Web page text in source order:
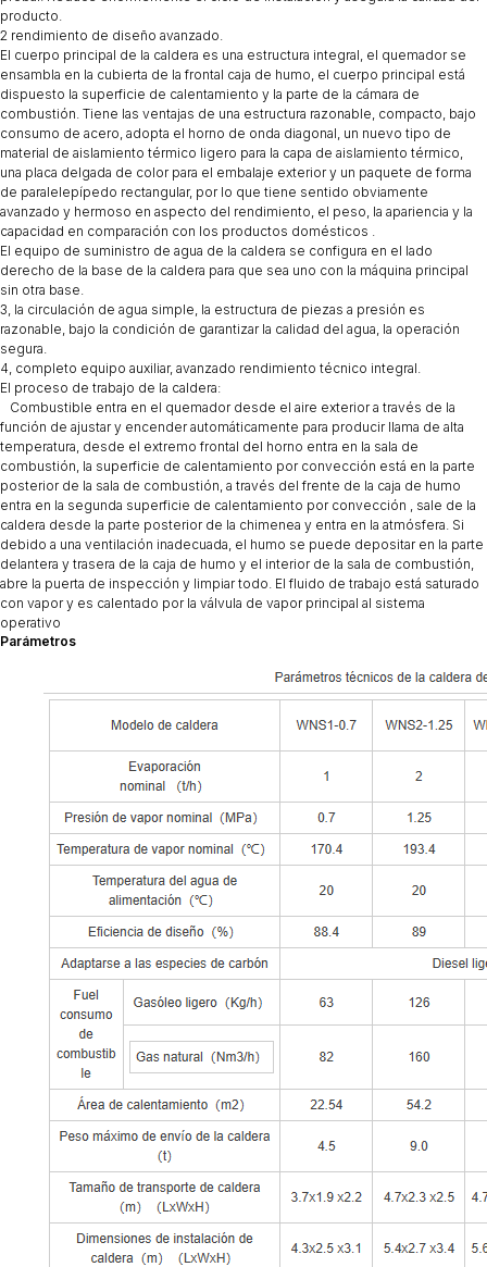
producto.
2 rendimiento de diseño avanzado.
El cuerpo principal de la caldera es una estructura integral, el quemador se
ensambla en la cubierta de la frontal caja de humo, el cuerpo principal está
dispuesto la superficie de calentamiento y la parte de la cámara de
combustión. Tiene las ventajas de una estructura razonable, compacto, bajo
consumo de acero, adopta el horno de onda diagonal, un nuevo tipo de
material de aislamiento térmico ligero para la capa de aislamiento térmico,
una placa delgada de color para el embalaje exterior y un paquete de forma
de paralelepípedo rectangular, por lo que tiene sentido obviamente
avanzado y hermoso en aspecto del rendimiento, el peso, la apariencia y la
capacidad en comparación con los productos domésticos .
El equipo de suministro de agua de la caldera se configura en el lado
derecho de la base de la caldera para que sea uno con la máquina principal
sin otra base.
3, la circulación de agua simple, la estructura de piezas a presión es
razonable, bajo la condición de garantizar la calidad del agua, la operación
segura.
4, completo equipo auxiliar, avanzado rendimiento técnico integral.
El proceso de trabajo de la caldera:
Combustible entra en el quemador desde el aire exterior a través de la
función de ajustar y encender automáticamente para producir llama de alta
temperatura, desde el extremo frontal del horno entra en la sala de
combustión, la superficie de calentamiento por convección está en la parte
posterior de la sala de combustión, a través del frente de la caja de humo
entra en la segunda superficie de calentamiento por convección , sale de la
caldera desde la parte posterior de la chimenea y entra en la atmósfera. Si
debido a una ventilación inadecuada, el humo se puede depositar en la parte
delantera y trasera de la caja de humo y el interior de la sala de combustión,
abre la puerta de inspección y limpiar todo. El fluido de trabajo está saturado
con vapor y es calentado por la válvula de vapor principal al sistema
operativo
Parámetros